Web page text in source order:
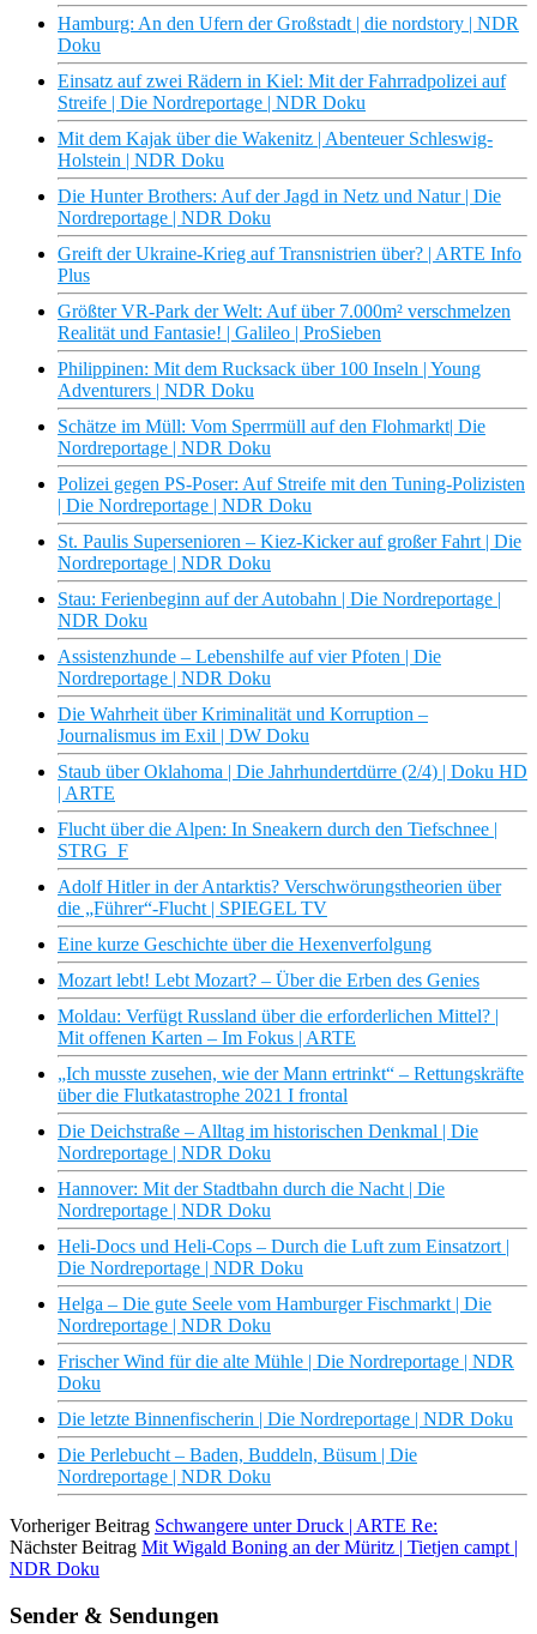
Hamburg: An den Ufern der Großstadt | die nordstory | NDR
Doku
Einsatz auf zwei Rädern in Kiel: Mit der Fahrradpolizei auf
Streife | Die Nordreportage | NDR Doku
Mit dem Kajak über die Wakenitz | Abenteuer Schleswig-
Holstein | NDR Doku
Die Hunter Brothers: Auf der Jagd in Netz und Natur | Die
Nordreportage | NDR Doku
Greift der Ukraine-Krieg auf Transnistrien über? | ARTE Info
Plus
Größter VR-Park der Welt: Auf über 7.000m² verschmelzen
Realität und Fantasie! | Galileo | ProSieben
Philippinen: Mit dem Rucksack über 100 Inseln | Young
Adventurers | NDR Doku
Schätze im Müll: Vom Sperrmüll auf den Flohmarkt| Die
Nordreportage | NDR Doku
Polizei gegen PS-Poser: Auf Streife mit den Tuning-Polizisten
| Die Nordreportage | NDR Doku
St. Paulis Supersenioren – Kiez-Kicker auf großer Fahrt | Die
Nordreportage | NDR Doku
Stau: Ferienbeginn auf der Autobahn | Die Nordreportage |
NDR Doku
Assistenzhunde – Lebenshilfe auf vier Pfoten | Die
Nordreportage | NDR Doku
Die Wahrheit über Kriminalität und Korruption –
Journalismus im Exil | DW Doku
Staub über Oklahoma | Die Jahrhundertdürre (2/4) | Doku HD
| ARTE
Flucht über die Alpen: In Sneakern durch den Tiefschnee |
STRG_F
Adolf Hitler in der Antarktis? Verschwörungstheorien über
die „Führer“-Flucht | SPIEGEL TV
Eine kurze Geschichte über die Hexenverfolgung
Mozart lebt! Lebt Mozart? – Über die Erben des Genies
Moldau: Verfügt Russland über die erforderlichen Mittel? |
Mit offenen Karten – Im Fokus | ARTE
„Ich musste zusehen, wie der Mann ertrinkt“ – Rettungskräfte
über die Flutkatastrophe 2021 I frontal
Die Deichstraße – Alltag im historischen Denkmal | Die
Nordreportage | NDR Doku
Hannover: Mit der Stadtbahn durch die Nacht | Die
Nordreportage | NDR Doku
Heli-Docs und Heli-Cops – Durch die Luft zum Einsatzort |
Die Nordreportage | NDR Doku
Helga – Die gute Seele vom Hamburger Fischmarkt | Die
Nordreportage | NDR Doku
Frischer Wind für die alte Mühle | Die Nordreportage | NDR
Doku
Die letzte Binnenfischerin | Die Nordreportage | NDR Doku
Die Perlebucht – Baden, Buddeln, Büsum | Die
Nordreportage | NDR Doku
Vorheriger Beitrag Schwangere unter Druck | ARTE Re:
Nächster Beitrag Mit Wigald Boning an der Müritz | Tietjen campt |
NDR Doku
Sender & Sendungen